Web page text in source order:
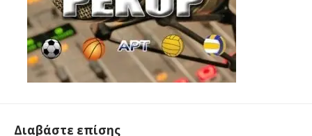
Διαβάστε επίσης